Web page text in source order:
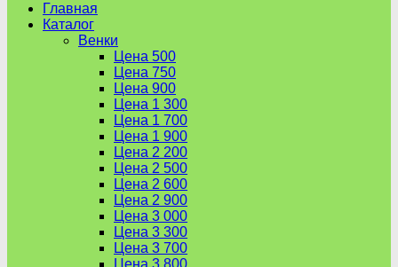
Главная
Каталог
Венки
Цена 500
Цена 750
Цена 900
Цена 1 300
Цена 1 700
Цена 1 900
Цена 2 200
Цена 2 500
Цена 2 600
Цена 2 900
Цена 3 000
Цена 3 300
Цена 3 700
Цена 3 800